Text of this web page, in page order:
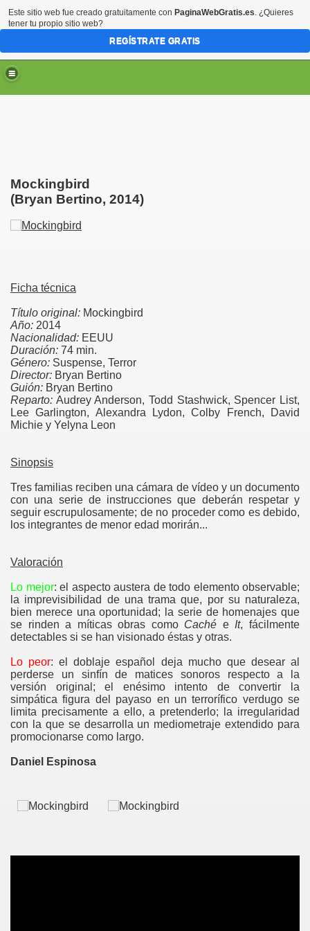
Mockingbird
(Bryan Bertino, 2014)
Ficha técnica
Título original: Mockingbird
Año: 2014
Nacionalidad: EEUU
Duración: 74 min.
Género: Suspense, Terror
Director: Bryan Bertino
Guión: Bryan Bertino
Reparto: Audrey Anderson, Todd Stashwick, Spencer List,
Lee Garlington, Alexandra Lydon, Colby French, David
Michie y Yelyna Leon
Sinopsis
Tres familias reciben una cámara de vídeo y un documento
con una serie de instrucciones que deberán respetar y
seguir escrupulosamente; de no proceder como es debido,
los integrantes de menor edad morirán...
Valoración
Lo mejor: el aspecto austera de todo elemento observable;
la imprevisibilidad de una trama que, por su naturaleza,
bien merece una oportunidad; la serie de homenajes que
se rinden a míticas obras como Caché e It, fácilmente
detectables si se han visionado éstas y otras.
Lo peor: el doblaje español deja mucho que desear al
perderse un sinfín de matices sonoros respecto a la
versión original; el enésimo intento de convertir la
simpática figura del payaso en un terrorífico verdugo se
limita precisamente a ello, a pretenderlo; la irregularidad
con la que se desarrolla un mediometraje extendido para
promocionarse como largo.
Daniel Espinosa
Este sitio web fue creado gratuitamente con PaginaWebGratis.es. ¿Quieres
tener tu propio sitio web?
REGÍSTRATE GRATIS